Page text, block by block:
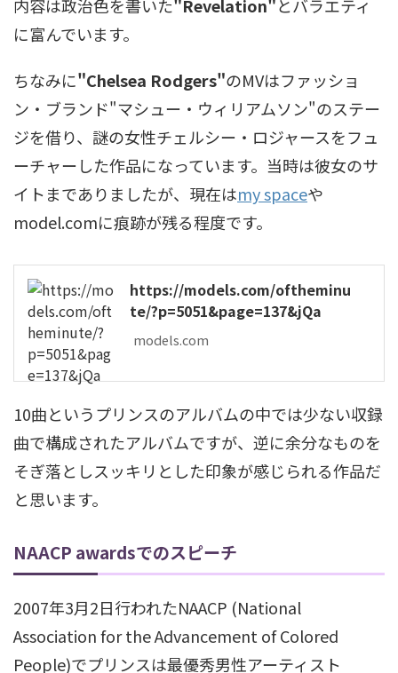
内容は政治色を書いた"Revelation"とバラエティ
に富んでいます。
ちなみに"Chelsea Rodgers"のMVはファッショ
ン・ブランド"マシュー・ウィリアムソン"のステー
ジを借り、謎の女性チェルシー・ロジャースをフュ
ーチャーした作品になっています。当時は彼女のサ
イトまでありましたが、現在はmy spaceや
model.comに痕跡が残る程度です。
https://models.com/oftheminu
te/?p=5051&page=137&jQa
models.com
10曲というプリンスのアルバムの中では少ない収録
曲で構成されたアルバムですが、逆に余分なものを
そぎ落としスッキリとした印象が感じられる作品だ
と思います。
NAACP awardsでのスピーチ
2007年3月2日行われたNAACP (National
Association for the Advancement of Colored
People)でプリンスは最優秀男性アーティスト